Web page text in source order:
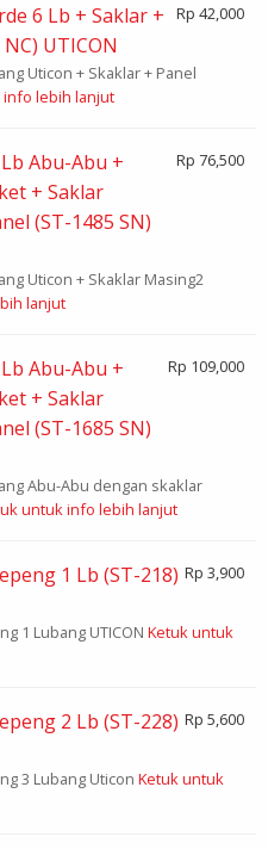
6 Lb + Saklar +
UTICON
Rp 42,000
Uticon + Skaklar + Panel
lebih lanjut
Abu-Abu +
+ Saklar
(ST-1485 SN)
Rp 76,500
Uticon + Skaklar Masing2
lanjut
Abu-Abu +
+ Saklar
(ST-1685 SN)
Rp 109,000
Abu-Abu dengan skaklar
untuk info lebih lanjut
1 Lb (ST-218) Rp 3,900
1 Lubang UTICON Ketuk untuk
2 Lb (ST-228) Rp 5,600
3 Lubang Uticon Ketuk untuk